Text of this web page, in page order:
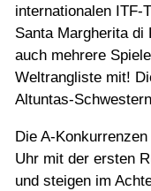
internationalen ITF-
Santa Margherita di
auch mehrere
Weltrangliste mit!
Altuntas-
Die A-
Uhr mit der ersten
und steigen im